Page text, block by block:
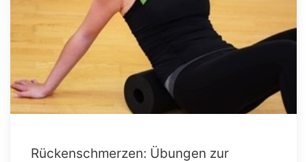
Rückenschmerzen: Übungen zur